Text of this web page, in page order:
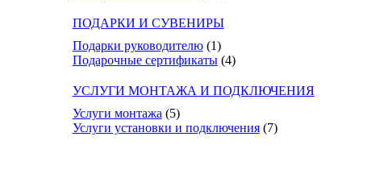
ПОДАРКИ И СУВЕНИРЫ
Подарки руководителю (1)
Подарочные сертификаты (4)
УСЛУГИ МОНТАЖА И ПОДКЛЮЧЕНИЯ
Услуги монтажа (5)
Услуги установки и подключения (7)